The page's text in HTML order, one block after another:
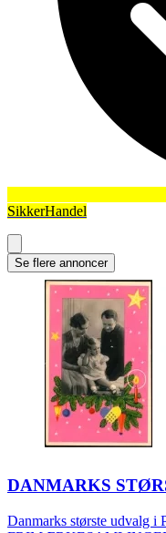
SikkerHandel
Se flere annoncer
DANMARKS
Danmarks største udvalg i